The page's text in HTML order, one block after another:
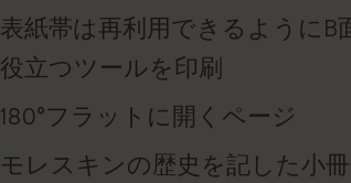
表紙帯は再利用できるようにB
役立つツールを印刷
180°フラットに開くページ
モレスキンの歴史を記した小